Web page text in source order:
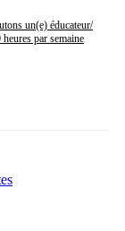
un(e) éducateur/
par semaine